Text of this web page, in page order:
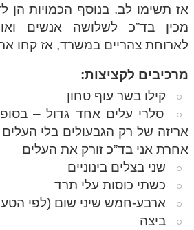
אז תשימו לב. בנוסף הכמויות הן
מכין בד”כ לשלושה אנשים
לארוחת צהריים במשרד, אז קחו
מרכיבים לקציצות:
קילו בשר עוף טחון
סלרי עלים אחד גדול –
אריזה של רק הגבעולים בלי
אחרת אני בד”כ זורק את העלים
שני בצלים בינוניים
כשתי כוסות עלי תרד
ארבע-חמש שיני שום (לפי
ביצה